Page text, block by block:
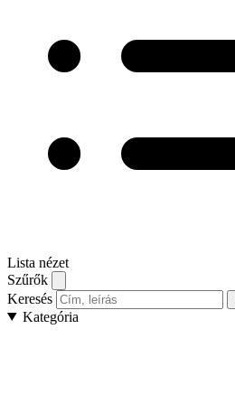
Lista nézet
Szűrők
Keresés
Kategória